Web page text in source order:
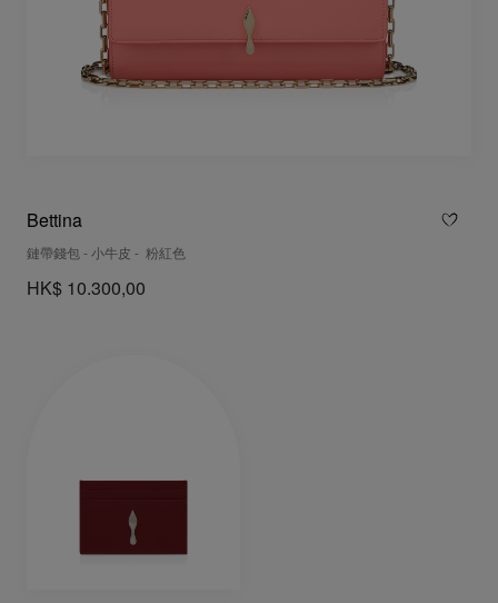
Bettina
鏈帶錢包 - 小牛皮 - 粉紅色
HK$ 10.300,00